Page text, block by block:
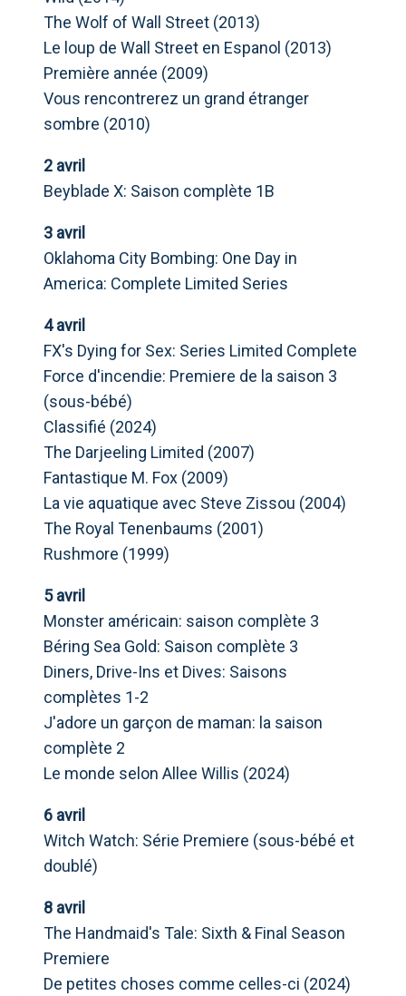
The Wolf of Wall Street (2013)
Le loup de Wall Street en Espanol (2013)
Première année (2009)
Vous rencontrerez un grand étranger
sombre (2010)
2 avril
Beyblade X: Saison complète 1B
3 avril
Oklahoma City Bombing: One Day in
America: Complete Limited Series
4 avril
FX's Dying for Sex: Series Limited Complete
Force d'incendie: Premiere de la saison 3
(sous-bébé)
Classifié (2024)
The Darjeeling Limited (2007)
Fantastique M. Fox (2009)
La vie aquatique avec Steve Zissou (2004)
The Royal Tenenbaums (2001)
Rushmore (1999)
5 avril
Monster américain: saison complète 3
Béring Sea Gold: Saison complète 3
Diners, Drive-Ins et Dives: Saisons
complètes 1-2
J'adore un garçon de maman: la saison
complète 2
Le monde selon Allee Willis (2024)
6 avril
Witch Watch: Série Premiere (sous-bébé et
doublé)
8 avril
The Handmaid's Tale: Sixth & Final Season
Premiere
De petites choses comme celles-ci (2024)